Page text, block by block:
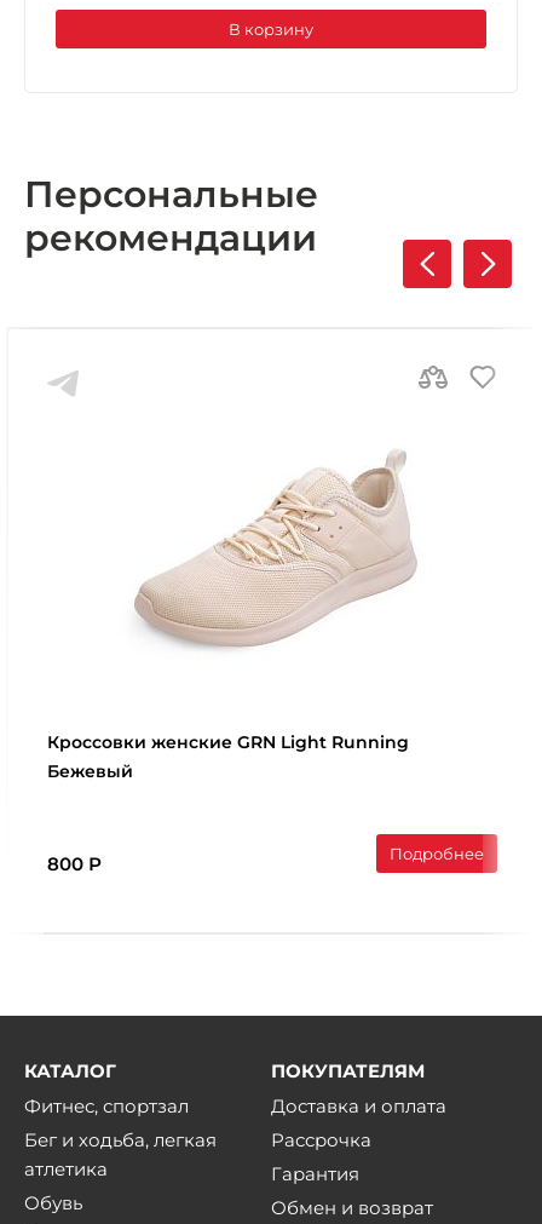
В корзину
Персональные
рекомендации
Кроссовки женские GRN Light Running
Бежевый
800 Р Подробнее
КАТАЛОГ
Фитнес, спортзал
Бег и ходьба, легкая
атлетика
Обувь
ПОКУПАТЕЛЯМ
Доставка и оплата
Рассрочка
Гарантия
Обмен и возврат